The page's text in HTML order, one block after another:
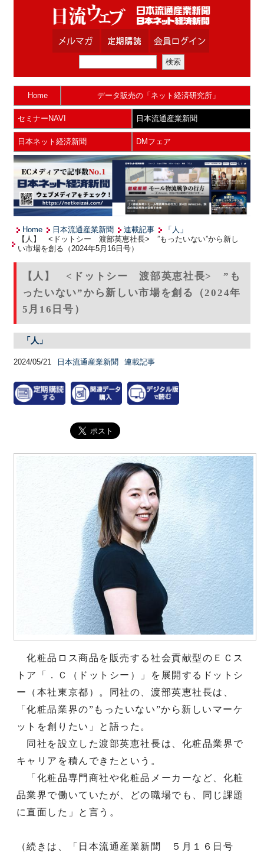
Home データ販売の「ネット経済研究所」
セミナーNAVI 日本流通産業新聞
日本ネット経済新聞 DMフェア
Home 日本流通産業新聞 連載記事
「人」
【人】 <ドットシー 渡部英恵社長> ”もったいない”から新し
い市場を創る（2024年5月16日号）
【人】 <ドットシー 渡部英恵社長> ”も
ったいない”から新しい市場を創る（2024年
5月16日号）
「人」
2024/05/21 日本流通産業新聞 連載記事
化粧品ロス商品を販売する社会貢献型のＥＣス
トア「．Ｃ（ドットシー）」を展開するドットシ
ー（本社東京都）。同社の、渡部英恵社長は、
「化粧品業界の”もったいない”から新しいマーケ
ットを創りたい」と語った。
同社を設立した渡部英恵社長は、化粧品業界で
キャリアを積んできたという。
「化粧品専門商社や化粧品メーカーなど、化粧
品業界で働いていたが、どの職場でも、同じ課題
に直面した」と言う。
（続きは、「日本流通産業新聞 ５月１６日号